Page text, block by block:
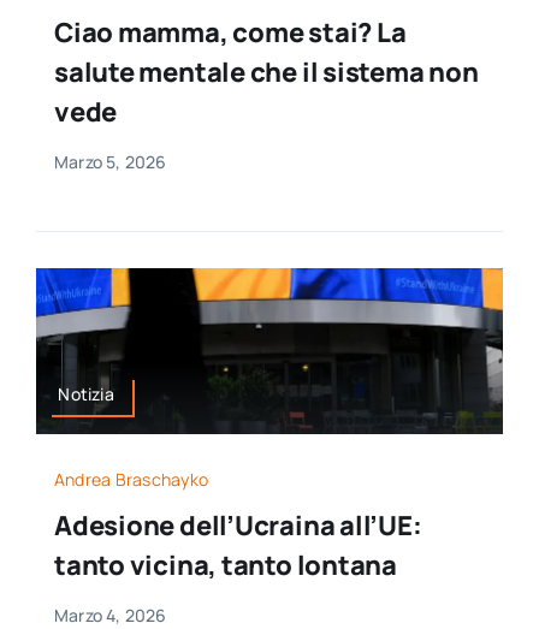
Ciao mamma, come stai? La
salute mentale che il sistema non
vede
Marzo 5, 2026
Notizia
Andrea Braschayko
Adesione dell’Ucraina all’UE:
tanto vicina, tanto lontana
Marzo 4, 2026